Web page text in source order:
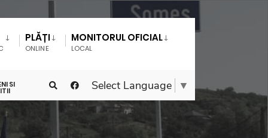
PLĂȚI
ONLINE
MONITORUL OFICIAL
LOCAL
Select Language ▼
SI